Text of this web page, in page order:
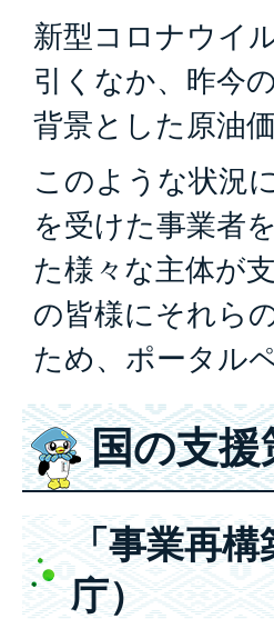
新型コロナウイ
引くなか、昨今
背景とした原油
このような状況
を受けた事業者
た様々な主体が
の皆様にそれら
ため、ポータル
国の支援
「事業再構
庁）